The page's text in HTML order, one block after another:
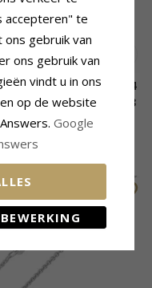
singaporeketting in 14
witgoud 38 cm x 2,3
mm
accepteren" te
ons gebruik van
ons gebruik van
vindt u in ons
en op de website
Google
BEWERKING